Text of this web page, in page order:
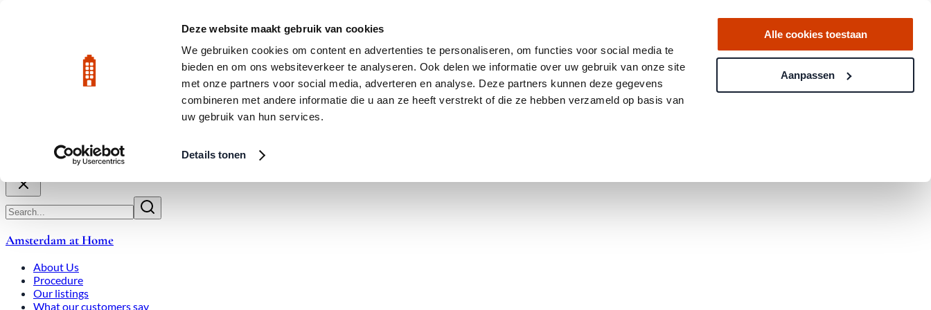
Deze website maakt gebruik van cookies
We gebruiken cookies om content en advertenties te personaliseren, om functies voor social media te
bieden en om ons websiteverkeer te analyseren. Ook delen we informatie over uw gebruik van onze site
met onze partners voor social media, adverteren en analyse. Deze partners kunnen deze gegevens
combineren met andere informatie die u aan ze heeft verstrekt of die ze hebben verzameld op basis van
uw gebruik van hun services.
Details tonen
Alle cookies toestaan
Aanpassen
City Center: Average price per square meter €9,639 in July 2026
Amsterdam at Home
About Us
Procedure
Our listings
What our customers say